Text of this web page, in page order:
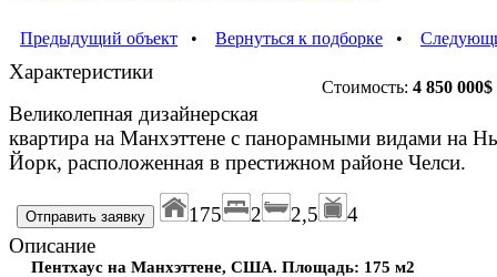
Предыдущий объект • Вернуться к подборке •
Стоимость: 4 850 000$
Характеристики
Великолепная дизайнерская
квартира на Манхэттене с панорамными видами на
Йорк, расположенная в престижном районе Челси.
175 2 2,5
4
Описание
Пентхаус на Манхэттене, США. Площадь: 175 м2